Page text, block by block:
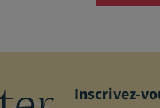
Inscrivez-